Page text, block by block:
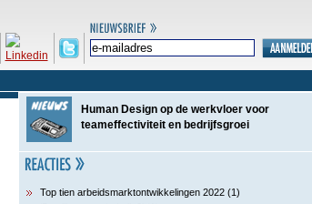
Human Design op de werkvloer voor
teameffectiviteit en bedrijfsgroei
Top tien arbeidsmarktontwikkelingen 2022 (1)